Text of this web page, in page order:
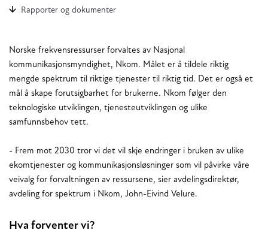
Rapporter og dokumenter
Norske frekvensressurser forvaltes av Nasjonal
kommunikasjonsmyndighet, Nkom. Målet er å tildele riktig
mengde spektrum til riktige tjenester til riktig tid. Det er også et
mål å skape forutsigbarhet for brukerne. Nkom følger den
teknologiske utviklingen, tjenesteutviklingen og ulike
samfunnsbehov tett.
- Frem mot 2030 tror vi det vil skje endringer i bruken av ulike
ekomtjenester og kommunikasjonsløsninger som vil påvirke våre
veivalg for forvaltningen av ressursene, sier avdelingsdirektør,
avdeling for spektrum i Nkom, John-Eivind Velure.
Hva forventer vi?